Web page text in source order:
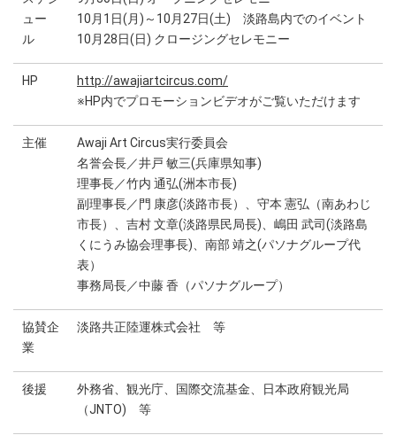
ュー
ル
10月1日(月)～10月27日(土) 淡路島内でのイベント
10月28日(日) クロージングセレモニー
HP
http://awajiartcircus.com/
※HP内でプロモーションビデオがご覧いただけます
主催
Awaji Art Circus実行委員会
名誉会長／井戸 敏三(兵庫県知事)
理事長／竹内 通弘(洲本市長)
副理事長／門 康彦(淡路市長）、守本 憲弘（南あわじ
市長）、吉村 文章(淡路県民局長)、嶋田 武司(淡路島
くにうみ協会理事長)、南部 靖之(パソナグループ代
表）
事務局長／中藤 香（パソナグループ）
協賛企
業
淡路共正陸運株式会社 等
後援
外務省、観光庁、国際交流基金、日本政府観光局
（JNTO) 等